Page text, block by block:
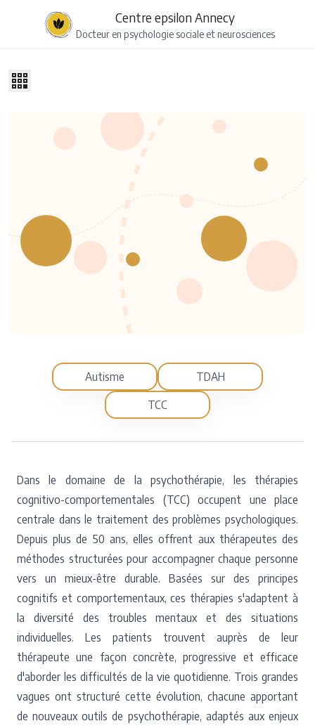
Centre epsilon Annecy
Docteur en psychologie sociale et neurosciences
Autisme
TDAH
TCC
Dans le domaine de la psychothérapie, les thérapies
cognitivo-comportementales (TCC) occupent une place
centrale dans le traitement des problèmes psychologiques.
Depuis plus de 50 ans, elles offrent aux thérapeutes des
méthodes structurées pour accompagner chaque personne
vers un mieux-être durable. Basées sur des principes
cognitifs et comportementaux, ces thérapies s'adaptent à
la diversité des troubles mentaux et des situations
individuelles. Les patients trouvent auprès de leur
thérapeute une façon concrète, progressive et efficace
d'aborder les difficultés de la vie quotidienne. Trois grandes
vagues ont structuré cette évolution, chacune apportant
de nouveaux outils de psychothérapie, adaptés aux enjeux